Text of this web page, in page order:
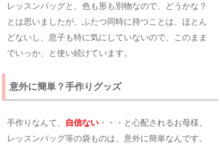
レッスンバッグと、色も形も別物なので、どうかな？
とは思いましたが、ふたつ同時に持つことは、ほとん
どないし、息子も特に気にしていないので、このまま
でいっか、と使い続けています。
意外に簡単？手作りグッズ
手作りなんて、 自信ない ・・・と心配されるお母様。
レッスンバッグ等の袋ものは、意外に簡単なんです。